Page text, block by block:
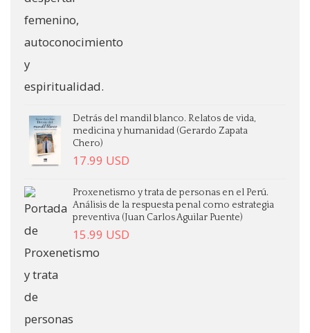
Detrás del mandil blanco. Relatos de vida,
medicina y humanidad (Gerardo Zapata
Chero)
17.99 USD
Proxenetismo y trata de personas en el Perú.
Análisis de la respuesta penal como estrategia
preventiva (Juan Carlos Aguilar Puente)
15.99 USD